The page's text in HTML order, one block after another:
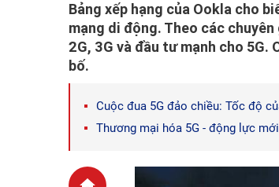
Bảng xếp hạng của Ookla cho
mạng di động. Theo các
2G, 3G và đầu tư mạnh cho
bố.
Cuộc đua 5G đảo chiều: Tốc độ
Thương mại hóa 5G - động lực